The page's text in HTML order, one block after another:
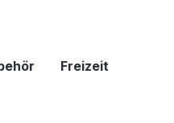
Freizeit